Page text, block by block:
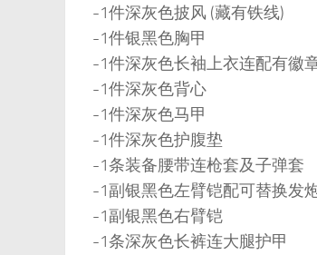
-1件深灰色披风 (藏有铁线)
-1件银黑色胸甲
-1件深灰色长袖上衣连配有徽
-1件深灰色背心
-1件深灰色马甲
-1件深灰色护腹垫
-1条装备腰带连枪套及子弹套
-1副银黑色左臂铠配可替换发
-1副银黑色右臂铠
-1条深灰色长裤连大腿护甲